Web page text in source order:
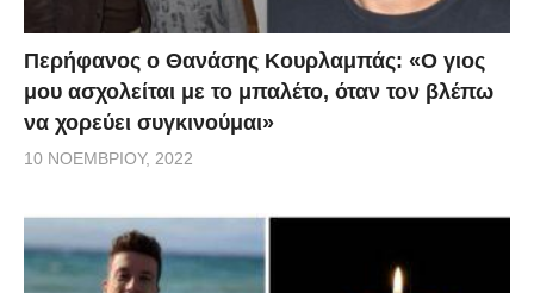
Περήφανος ο Θανάσης Κουρλαμπάς: «Ο γιος
μου ασχολείται με το μπαλέτο, όταν τον βλέπω
να χορεύει συγκινούμαι»
10 ΝΟΕΜΒΡΊΟΥ, 2022